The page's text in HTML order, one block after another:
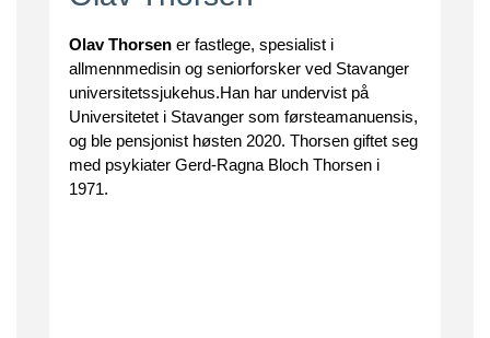
Olav Thorsen er fastlege, spesialist i
allmennmedisin og seniorforsker ved Stavanger
universitetssjukehus.Han har undervist på
Universitetet i Stavanger som førsteamanuensis,
og ble pensjonist høsten 2020. Thorsen giftet seg
med psykiater Gerd-Ragna Bloch Thorsen i
1971.